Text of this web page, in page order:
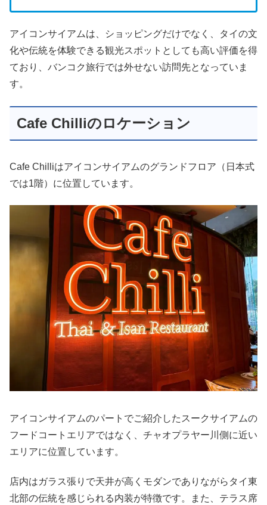
アイコンサイアムは、ショッピングだけでなく、タイの文
化や伝統を体験できる観光スポットとしても高い評価を得
ており、バンコク旅行では外せない訪問先となっていま
す。
Cafe Chilliのロケーション
Cafe Chilliはアイコンサイアムのグランドフロア（日本式
では1階）に位置しています。
アイコンサイアムのパートでご紹介したスークサイアムの
フードコートエリアではなく、チャオプラヤー川側に近い
エリアに位置しています。
店内はガラス張りで天井が高くモダンでありながらタイ東
北部の伝統を感じられる内装が特徴です。また、テラス席